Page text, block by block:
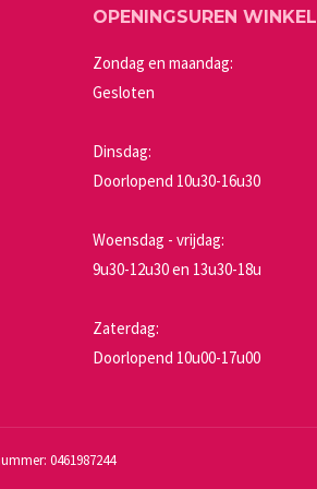
optie
gekozen
OPENINGSUREN WINKEL
Zondag en maandag:
Gesloten
Dinsdag:
Doorlopend 10u30-16u30
Woensdag - vrijdag:
9u30-12u30 en 13u30-18u
Zaterdag:
Doorlopend 10u00-17u00
0461987244